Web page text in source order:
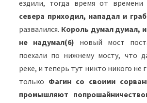
ездили, тогда время от
севера приходил, нападал и
развалился. Король думал думал,
не надумал(6) новый мост
поехали по нижнему мосту, что
реке, и теперь тут никто никого не
только Фагин со своими
промышляют